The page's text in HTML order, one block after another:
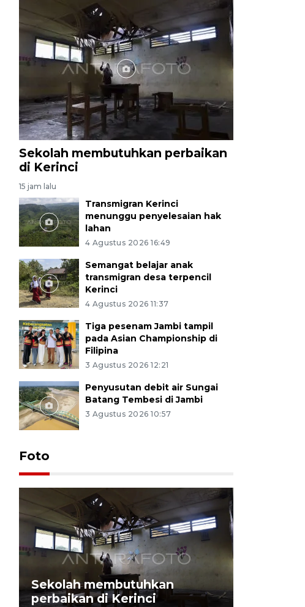
Sekolah membutuhkan perbaikan
di Kerinci
15 jam lalu
Transmigran Kerinci
menunggu penyelesaian hak
lahan
4 Agustus 2026 16:49
Semangat belajar anak
transmigran desa terpencil
Kerinci
4 Agustus 2026 11:37
Tiga pesenam Jambi tampil
pada Asian Championship di
Filipina
3 Agustus 2026 12:21
Penyusutan debit air Sungai
Batang Tembesi di Jambi
3 Agustus 2026 10:57
Foto
Sekolah membutuhkan
perbaikan di Kerinci